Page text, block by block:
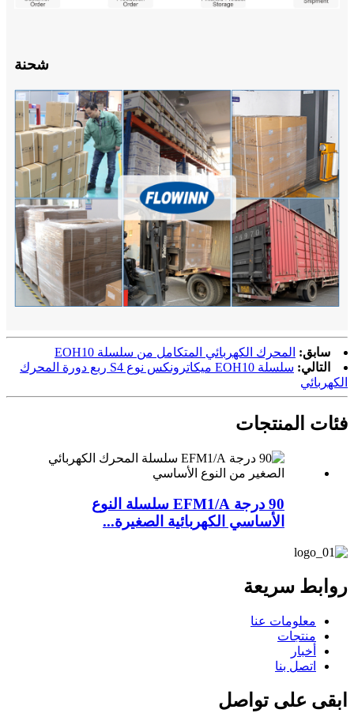
شحنة
سابق: المحرك الكهربائي المتكامل من سلسلة EOH10
التالي:
سلسلة EOH10 ميكاترونكس نوع S4 ربع دورة المحرك
الكهربائي
فئات المنتجات
90 درجة EFM1/A سلسلة النوع
الأساسي الكهربائية الصغيرة...
روابط سريعة
معلومات عنا
منتجات
أخبار
اتصل بنا
ابقى على تواصل